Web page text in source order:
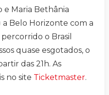
e Maria Bethânia
Belo Horizonte com a
o Brasil
quase esgotados, o
das 21h. As
no site Ticketmaster.